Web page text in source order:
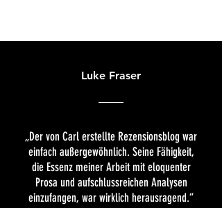
Luke Fraser
„Der von Carl erstellte Rezensionsblog war
einfach außergewöhnlich. Seine Fähigkeit,
die Essenz meiner Arbeit mit eloquenter
Prosa und aufschlussreichen Analysen
einzufangen, war wirklich herausragend.“